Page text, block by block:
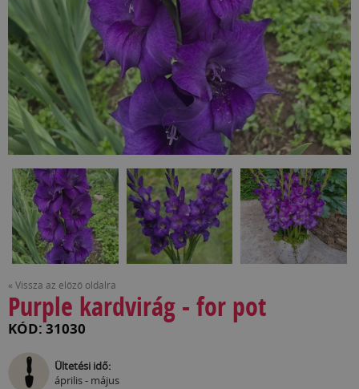
« Vissza az előző oldalra
Purple kardvirág - for pot
KÓD: 31030
Ültetési idő:
április - május